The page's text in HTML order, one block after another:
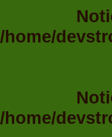
/home/
/home/